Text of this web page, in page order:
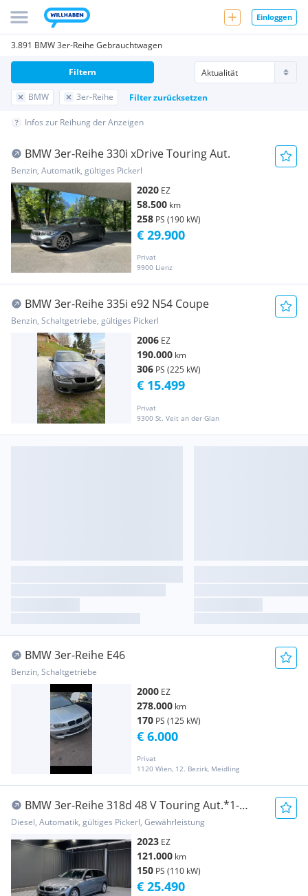
Einloggen
3.891 BMW 3er-Reihe Gebrauchtwagen
BMW 3er-Reihe Filter zurücksetzen
Filtern
Infos zur Reihung der Anzeigen
BMW 3er-Reihe 330i xDrive Touring Aut.
Benzin, Automatik, gültiges Pickerl
2020 EZ
58.500 km
258 PS (190 kW)
Privat
9900 Lienz
€ 29.900
BMW 3er-Reihe 335i e92 N54 Coupe
Benzin, Schaltgetriebe, gültiges Pickerl
2006 EZ
190.000 km
306 PS (225 kW)
Privat
9300 St. Veit an der Glan
€ 15.499
BMW 3er-Reihe E46
Benzin, Schaltgetriebe
2000 EZ
278.000 km
170 PS (125 kW)
Privat
1120 Wien, 12. Bezirk, Meidling
€ 6.000
BMW 3er-Reihe 318d 48 V Touring Aut.*1-
BESITZ*AHK*FACELIFT*
Diesel, Automatik, gültiges Pickerl, Gewährleistung
2023 EZ
121.000 km
150 PS (110 kW)
€ 25.490